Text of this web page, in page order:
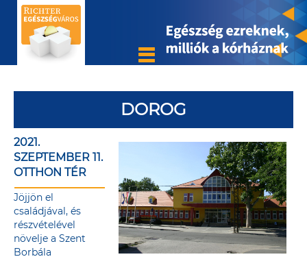
DOROG
2021.
SZEPTEMBER 11.
OTTHON TÉR
Jöjjön el
családjával, és
részvételével
növelje a Szent
Borbála